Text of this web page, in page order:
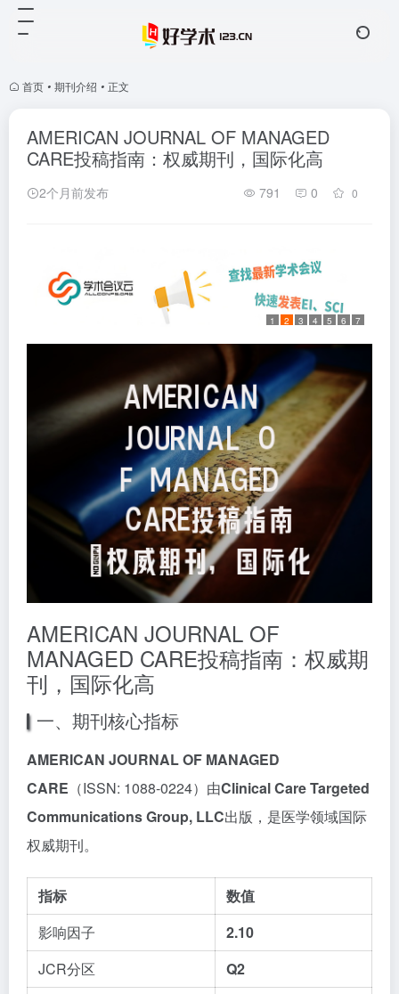
首页 • 期刊介绍 • 正文
AMERICAN JOURNAL OF MANAGED
CARE投稿指南：权威期刊，国际化高
2个月前发布 791 0 0
1 2 3 4 5 6 7
AMERICAN JOURNAL OF
MANAGED CARE投稿指南：权威期
刊，国际化高
一、期刊核心指标
AMERICAN JOURNAL OF MANAGED
CARE （ISSN: 1088-0224）由Clinical Care Targeted
Communications Group, LLC出版，是医学领域国际
权威期刊。
指标
数值
影响因子
2.10
JCR分区
Q2